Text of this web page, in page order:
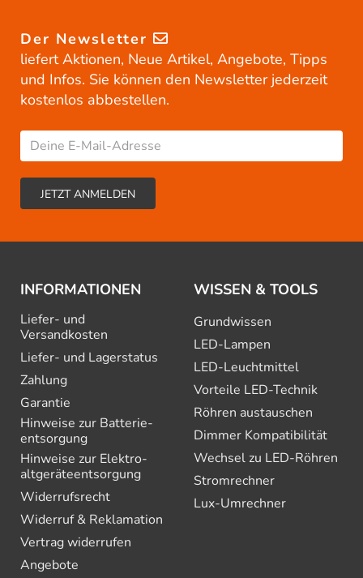
Der Newsletter
liefert Aktionen, Neue Artikel, Angebote, Tipps
und Infos. Sie können den Newsletter jederzeit
kostenlos abbestellen.
INFORMATIONEN
Liefer- und
Versandkosten
Liefer- und Lagerstatus
Zahlung
Garantie
Hinweise zur Batterie­
entsorgung
Hinweise zur Elektro­
altgeräte­entsorgung
Widerrufsrecht
Widerruf & Reklamation
Vertrag widerrufen
Angebote
WISSEN & TOOLS
Grundwissen
LED-Lampen
LED-Leuchtmittel
Vorteile LED-Technik
Röhren austauschen
Dimmer Kompatibilität
Wechsel zu LED-Röhren
Stromrechner
Lux-Umrechner